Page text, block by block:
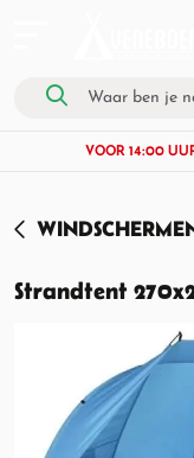
VOOR 14:00
Strandtent